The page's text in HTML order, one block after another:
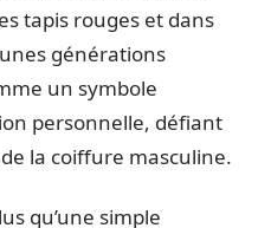
tapis rouges et dans
générations
un symbole
personnelle, défiant
la coiffure masculine.
qu’une simple